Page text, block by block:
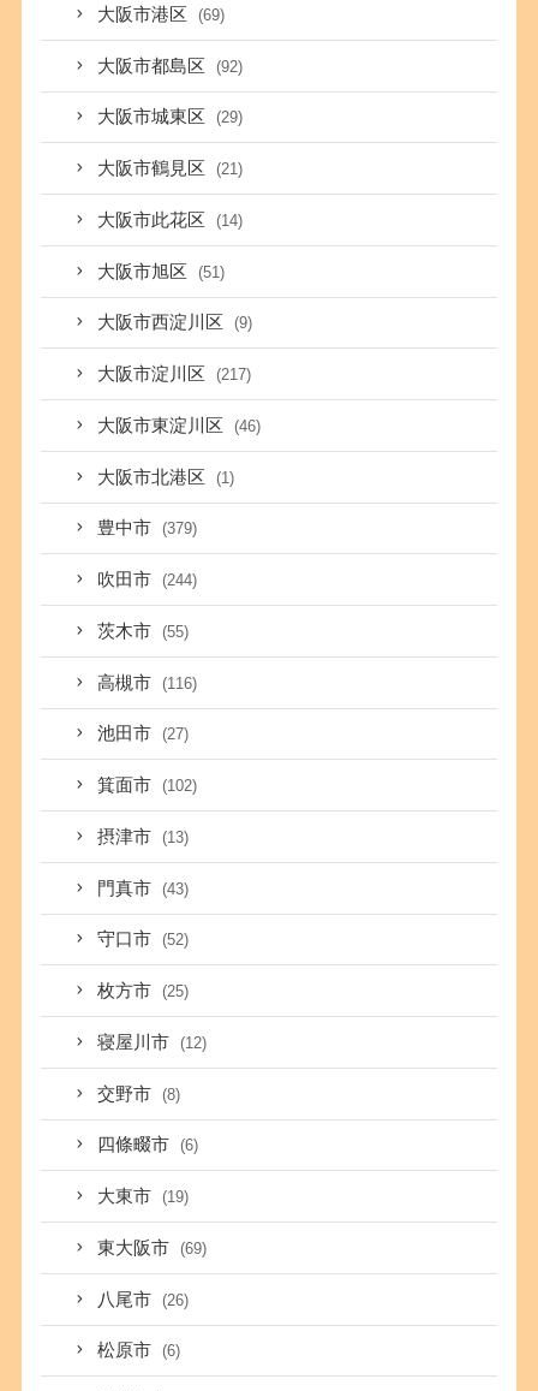
大阪市港区 (69)
大阪市都島区 (92)
大阪市城東区 (29)
大阪市鶴見区 (21)
大阪市此花区 (14)
大阪市旭区 (51)
大阪市西淀川区 (9)
大阪市淀川区 (217)
大阪市東淀川区 (46)
大阪市北港区 (1)
豊中市 (379)
吹田市 (244)
茨木市 (55)
高槻市 (116)
池田市 (27)
箕面市 (102)
摂津市 (13)
門真市 (43)
守口市 (52)
枚方市 (25)
寝屋川市 (12)
交野市 (8)
四條畷市 (6)
大東市 (19)
東大阪市 (69)
八尾市 (26)
松原市 (6)